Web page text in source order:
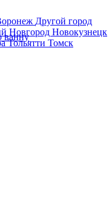
Другой город
Новгород Новокузнецк
Тольятти Томск
ванну